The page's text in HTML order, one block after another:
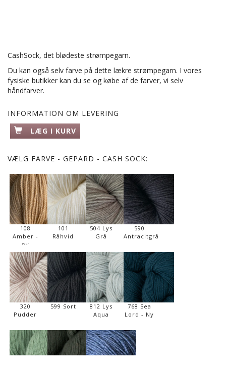
CashSock, det blødeste strømpegarn.
Du kan også selv farve på dette lækre strømpegarn. I vores
fysiske butikker kan du se og købe af de farver, vi selv
håndfarver.
INFORMATION OM LEVERING
LÆG I KURV
VÆLG FARVE - GEPARD - CASH SOCK:
108
Amber -
ny
101
Råhvid
504 Lys
Grå
590
Antracitgrå
320
Pudder
599 Sort
812 Lys
Aqua
768 Sea
Lord - Ny